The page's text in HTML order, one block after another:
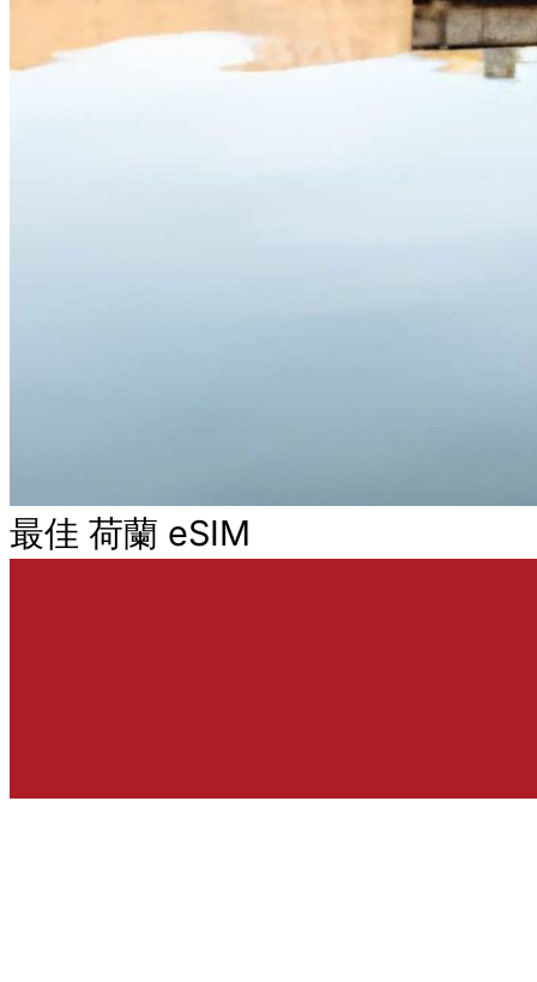
最佳 荷蘭 eSIM